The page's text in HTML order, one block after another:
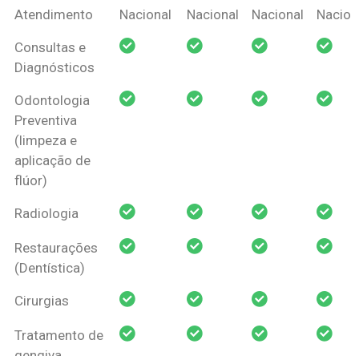
Coberturas
Pessoa Física
Nacional Criança Prótese
Atendimento Nacional Nacional Nacional
Consultas e
Diagnósticos
Odontologia
Preventiva
(limpeza e
aplicação de
flúor)
Radiologia
Restaurações
(Dentística)
Cirurgias
Tratamento de